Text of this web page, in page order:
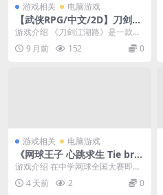
游戏相关 电脑游戏
【武侠RPG/中文/2D】刀剑江
湖路 v1.0.1.2+创意工坊-大量
邪恶mod
游戏介绍 《刀剑江湖路》是一款武
侠RPG，传统武侠剧情混合沙盒内
容，体验横版即时...
9 月前 152 0
游戏相关 电脑游戏
《网球王子 心跳求生 Tie bre
ak game/The Prince of Ten
nis Doki Doki Survival ~ete
rnal passion! Tie break ga
游戏介绍 在中学网球全国大赛即将
来临的某个夏日。 你和朋友与前往
绝海孤岛进行强化...
4 天前 2 0